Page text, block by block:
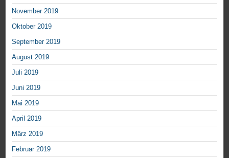
November 2019
Oktober 2019
September 2019
August 2019
Juli 2019
Juni 2019
Mai 2019
April 2019
März 2019
Februar 2019